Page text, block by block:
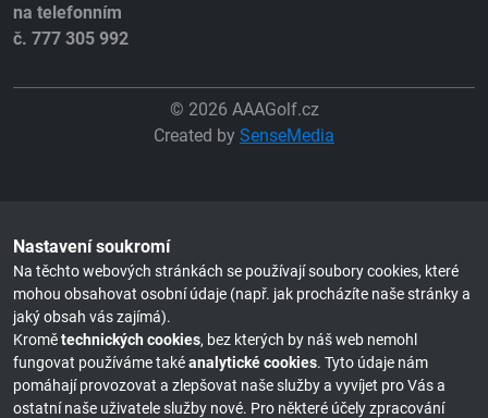
na telefonním
č. 777 305 992
© 2026 AAAGolf.cz
Created by SenseMedia
Nastavení soukromí
Na těchto webových stránkách se používají soubory cookies, které
mohou obsahovat osobní údaje (např. jak procházíte naše stránky a
jaký obsah vás zajímá).
Kromětechnických cookies, bez kterých by náš web nemohl
fungovat používáme takéanalytické cookies. Tyto údaje nám
pomáhají provozovat a zlepšovat naše služby a vyvíjet pro Vás a
ostatní naše uživatele služby nové. Pro některé účely zpracování